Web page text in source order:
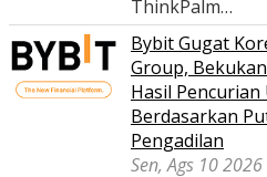
ThinkPalm…
Bybit Gugat
Group,
Hasil Pencurian
Berdasarkan
Pengadilan
Sen, Ags 10